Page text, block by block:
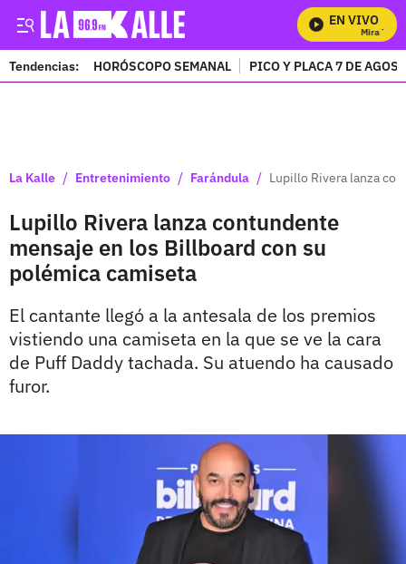
EN VIVO
Mira
Tendencias: HORÓSCOPO SEMANAL PICO Y PLACA 7 DE
La Kalle / Entretenimiento / Farándula / Lupillo Rivera lanza
Lupillo Rivera lanza contundente
mensaje en los Billboard con su
polémica camiseta
El cantante llegó a la antesala de los premios
vistiendo una camiseta en la que se ve la cara
de Puff Daddy tachada. Su atuendo ha causado
furor.